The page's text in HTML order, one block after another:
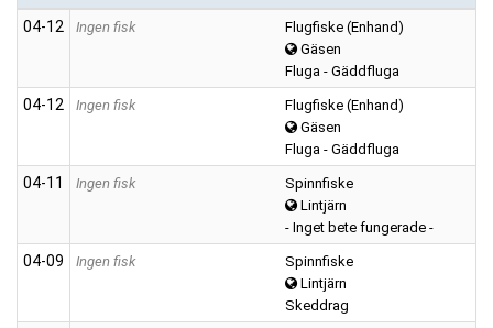
04‑12 Ingen fisk
Flugfiske (Enhand)
Gäsen
Fluga - Gäddfluga
04‑12 Ingen fisk
Flugfiske (Enhand)
Gäsen
Fluga - Gäddfluga
04‑11 Ingen fisk
Spinnfiske
Lintjärn
- Inget bete fungerade -
04‑09 Ingen fisk
Spinnfiske
Lintjärn
Skeddrag